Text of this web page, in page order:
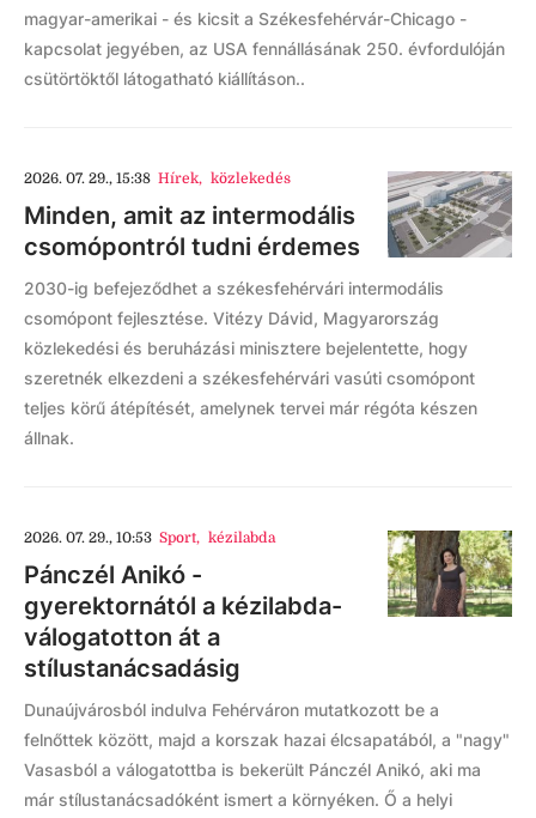
magyar-amerikai - és kicsit a Székesfehérvár-Chicago -
kapcsolat jegyében, az USA fennállásának 250. évfordulóján
csütörtöktől látogatható kiállításon..
2026. 07. 29., 15:38 Hírek, közlekedés
Minden, amit az intermodális
csomópontról tudni érdemes
2030-ig befejeződhet a székesfehérvári intermodális
csomópont fejlesztése. Vitézy Dávid, Magyarország
közlekedési és beruházási minisztere bejelentette, hogy
szeretnék elkezdeni a székesfehérvári vasúti csomópont
teljes körű átépítését, amelynek tervei már régóta készen
állnak.
2026. 07. 29., 10:53 Sport, kézilabda
Pánczél Anikó -
gyerektornától a kézilabda-
válogatotton át a
stílustanácsadásig
Dunaújvárosból indulva Fehérváron mutatkozott be a
felnőttek között, majd a korszak hazai élcsapatából, a "nagy"
Vasasból a válogatottba is bekerült Pánczél Anikó, aki ma
már stílustanácsadóként ismert a környéken. Ő a helyi